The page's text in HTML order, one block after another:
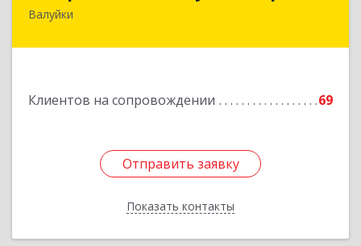
Валуйки
Клиентов на сопровождении 69
Отправить заявку
Показать контакты
309996, Белгородская обл, Валуйки г, Горького,
Отправить заявку
Назад